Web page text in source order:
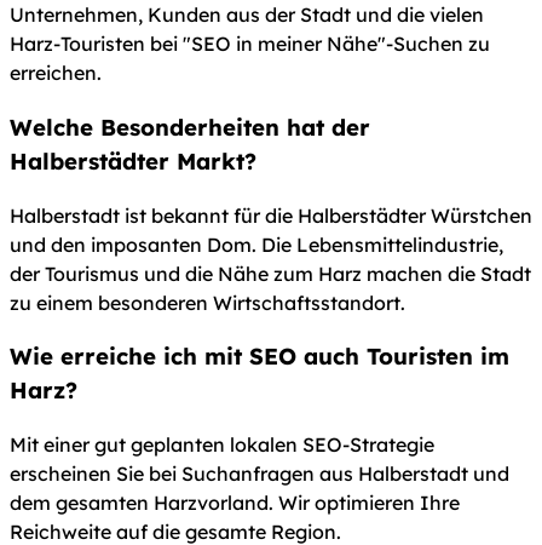
Unternehmen, Kunden aus der Stadt und die vielen
Harz-Touristen bei "SEO in meiner Nähe"-Suchen zu
erreichen.
Welche Besonderheiten hat der
Halberstädter Markt?
Halberstadt ist bekannt für die Halberstädter Würstchen
und den imposanten Dom. Die Lebensmittelindustrie,
der Tourismus und die Nähe zum Harz machen die Stadt
zu einem besonderen Wirtschaftsstandort.
Wie erreiche ich mit SEO auch Touristen im
Harz?
Mit einer gut geplanten lokalen SEO-Strategie
erscheinen Sie bei Suchanfragen aus Halberstadt und
dem gesamten Harzvorland. Wir optimieren Ihre
Reichweite auf die gesamte Region.